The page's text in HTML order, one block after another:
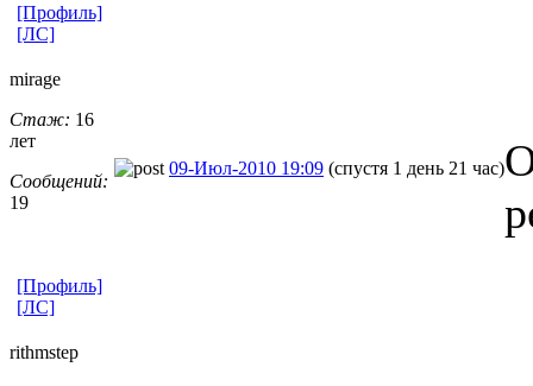
[Профиль]
[ЛС]
mirage
Стаж: 16
лет
Сообщений:
19
09-Июл-2010 19:09 (спустя 1 день 21 час)
[Профиль]
[ЛС]
rithmstep